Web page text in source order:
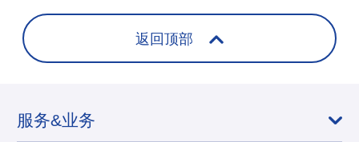
返回顶部
服务&业务